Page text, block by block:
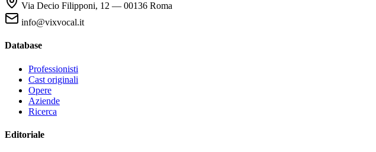
Via Decio Filipponi, 12 — 00136 Roma
info@vixvocal.it
Database
Professionisti
Cast originali
Opere
Aziende
Ricerca
Editoriale